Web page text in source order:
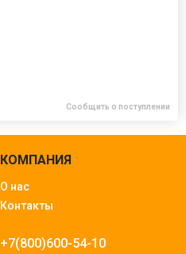
Сообщить о поступлении
КОМПАНИЯ
О нас
Контакты
+7(800)600-54-10